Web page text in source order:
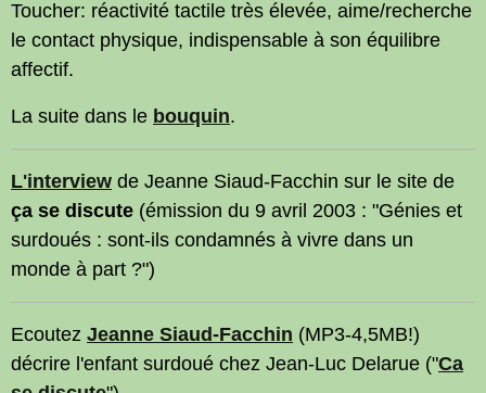
Toucher: réactivité tactile très élevée, aime/recherche
le contact physique, indispensable à son équilibre
affectif.
La suite dans le bouquin.
L'interview de Jeanne Siaud-Facchin sur le site de
ça se discute (émission du 9 avril 2003 : "Génies et
surdoués : sont-ils condamnés à vivre dans un
monde à part ?")
Ecoutez Jeanne Siaud-Facchin (MP3-4,5MB!)
décrire l'enfant surdoué chez Jean-Luc Delarue ("Ca